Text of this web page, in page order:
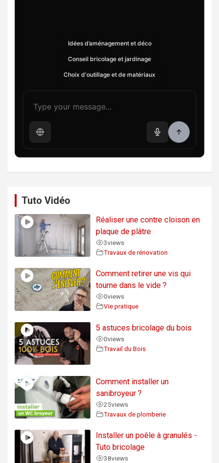
Idées d’aménagement et déco
Conseil bricolage et jardinage
Choix d'outillage et de matériaux
Tuto Vidéo
Réaliser une contre cloison en
plaque de plâtre
3views
Travaux de rénovation
Comment retirer une vis qui
tourne dans le vide ?
0views
Vie pratique
5 astuces bricolage du bois
0views
Travail du Bois
Comment installer un
sanibroyeur ?
25views
Travaux de plomberie
Installer un poêle à granulés -
Tuto bricolage
38views